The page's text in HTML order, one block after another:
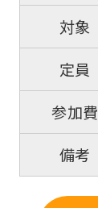
対象
定員
参加費
備考